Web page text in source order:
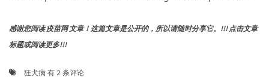
感谢您阅读 疫苗网 文章！这篇文章是公开的，所以请随时分享它。!!! 点击文章
标题或阅读更多!!!
狂犬病 实
有 2 条评论